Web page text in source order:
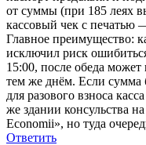
от суммы (при 185 леях
кассовый чек с печатью
Главное преимущество:
исключил риск
15:00, после обеда
тем же днём. Если сумма
для разового взноса
же здании консульства
Economii», но туда
Ответить